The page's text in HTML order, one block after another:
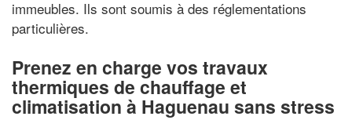
immeubles. Ils sont soumis à des réglementations
particulières.
Prenez en charge vos travaux
thermiques de chauffage et
climatisation à Haguenau sans stress